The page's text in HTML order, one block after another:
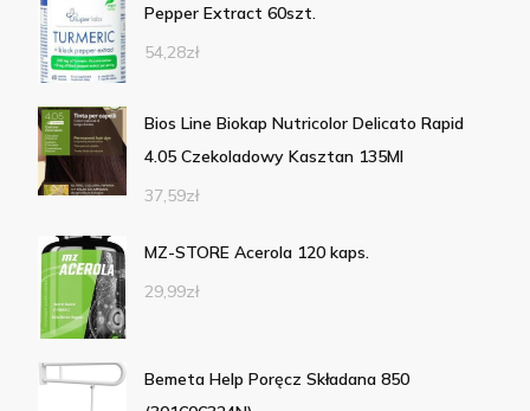
Pepper Extract 60szt.
54,28zł
Bios Line Biokap Nutricolor Delicato Rapid
4.05 Czekoladowy Kasztan 135Ml
37,59zł
MZ-STORE Acerola 120 kaps.
29,99zł
Bemeta Help Poręcz Składana 850